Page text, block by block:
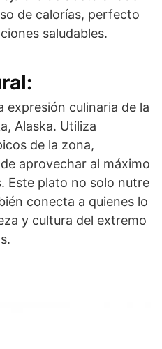
de calorías, perfecto
saludables.
expresión culinaria de la
Alaska. Utiliza
de la zona,
aprovechar al máximo
Este plato no solo nutre
conecta a quienes lo
y cultura del extremo